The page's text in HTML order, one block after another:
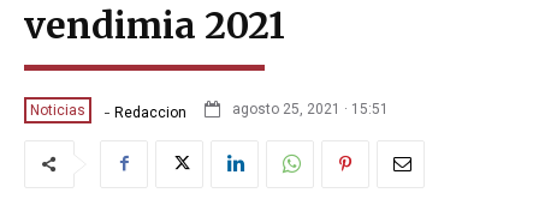
vendimia 2021
Noticias - Redaccion agosto 25, 2021 · 15:51